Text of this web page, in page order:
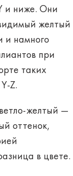
и ниже. Они
желтый
и намного
при
таких
Z.
желтый —
оттенок,
в цвете.